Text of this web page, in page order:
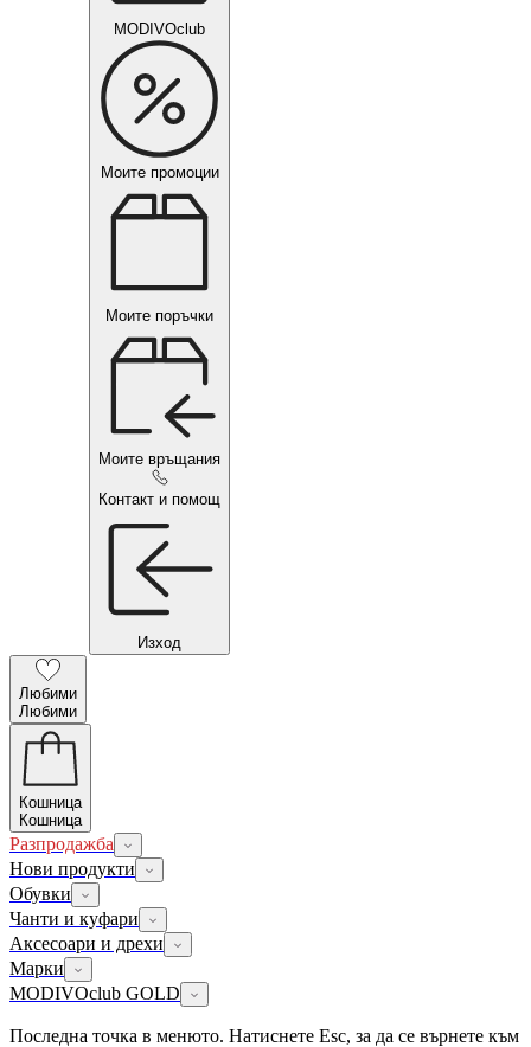
MODIVOclub
Моите промоции
Моите поръчки
Моите връщания
Контакт и помощ
Изход
Любими
Любими
Кошница
Кошница
Разпродажба
Нови продукти
Обувки
Чанти и куфари
Аксесоари и дрехи
Марки
MODIVOclub GOLD
Последна точка в менюто. Натиснете Esc, за да се върнете към